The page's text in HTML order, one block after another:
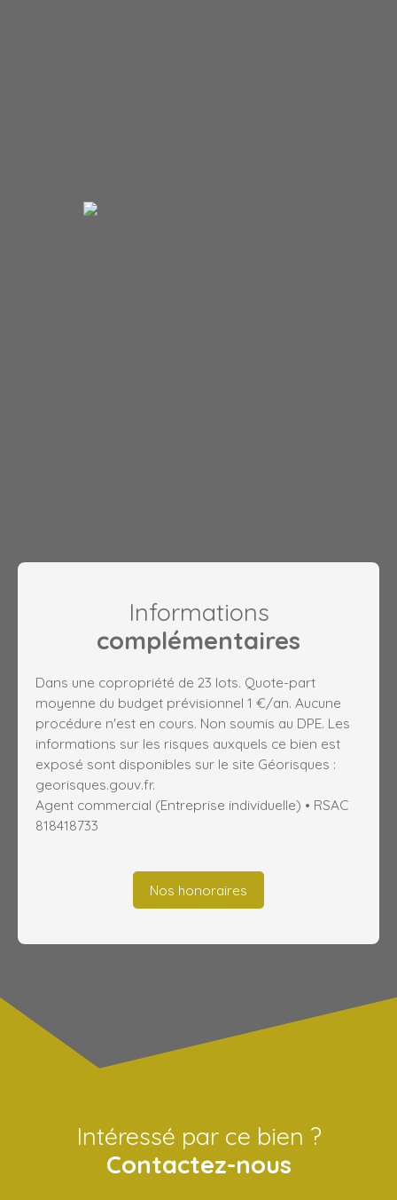
Informations
complémentaires
Dans une copropriété de 23 lots. Quote-part
moyenne du budget prévisionnel 1 €/an. Aucune
procédure n'est en cours. Non soumis au DPE. Les
informations sur les risques auxquels ce bien est
exposé sont disponibles sur le site Géorisques :
georisques.gouv.fr.
Agent commercial (Entreprise individuelle) • RSAC
818418733
Nos honoraires
Intéressé par ce bien ?
Contactez-nous